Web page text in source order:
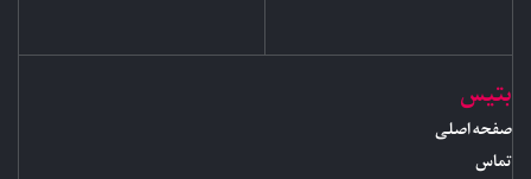
بتیس
صفحه اصلی
تماس